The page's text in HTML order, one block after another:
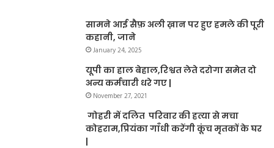
सामने आई सैफ़ अली ख़ान पर हुए हमले की पूरी
कहानी, जाने
January 24, 2025
यूपी का हाल बेहाल,रिश्वत लेते दरोगा समेत दो
अन्य कर्मचारी धरे गए |
November 27, 2021
गोहरी में दलित परिवार की हत्या से मचा
कोहराम,प्रियंका गाँधी करेंगी कूंच मृतकों के घर
|